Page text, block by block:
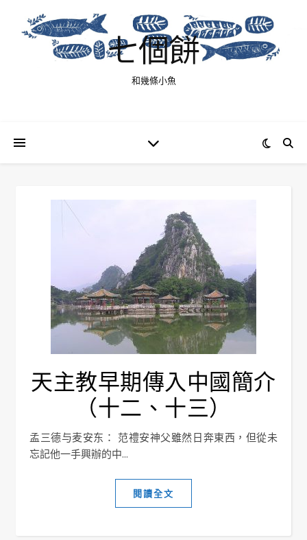
七個餅
和幾條小魚
天主教早期傳入中國簡介
（十二、十三）
孟三德与麦安东： 范禮安神父雖然日奔東西，但從未
忘記他一手興辦的中...
閱讀全文